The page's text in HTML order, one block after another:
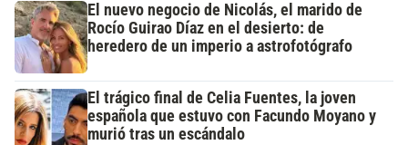
El nuevo negocio de Nicolás, el marido de
Rocío Guirao Díaz en el desierto: de
heredero de un imperio a astrofotógrafo
El trágico final de Celia Fuentes, la joven
española que estuvo con Facundo Moyano y
murió tras un escándalo